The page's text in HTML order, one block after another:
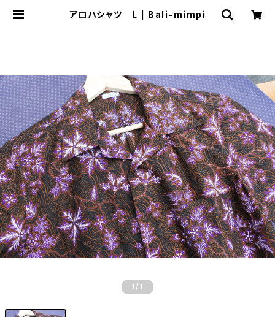
アロハシャツ L | Bali-mimpi
1 /1